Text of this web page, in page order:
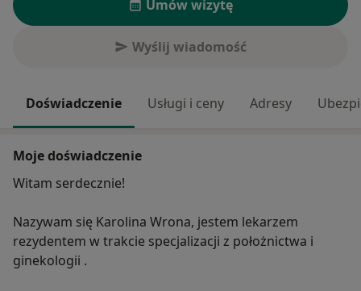
Umów wizytę
Wyślij wiadomość
Doświadczenie Usługi i ceny Adresy
Moje doświadczenie
Witam serdecznie!
Nazywam się Karolina Wrona, jestem lekarzem
rezydentem w trakcie specjalizacji z położnictwa i
ginekologii .